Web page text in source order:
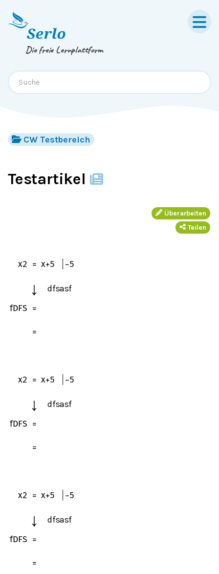
Springe zum
Die freie Lernplattform
CW Testbereich
Testartikel
Überarbeiten
Teilen
x2 = x+5 −5
↓ dfsasf
fDFS =
=
x2 = x+5 −5
↓ dfsasf
fDFS =
=
x2 = x+5 −5
↓ dfsasf
fDFS =
=